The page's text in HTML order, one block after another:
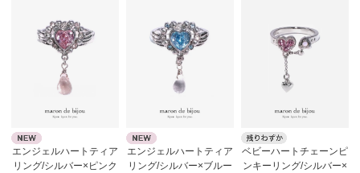
エンジェルハートティア
リング/シルバー×ピンク
エンジェルハートティア
リング/シルバー×ブルー
ベビーハートチェーンピ
ンキーリング/シルバー×